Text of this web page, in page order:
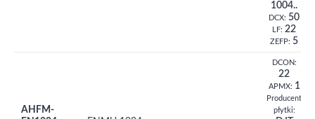
1004..
DCX: 50
LF: 22
ZEFP: 5
AHFM-
DCON:
22
APMX: 1
Producent
płytki: